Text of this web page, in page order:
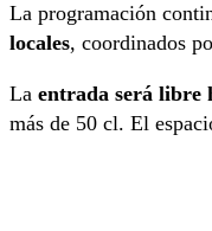
La programación
locales, coordinados
La entrada será libre
más de 50 cl. El